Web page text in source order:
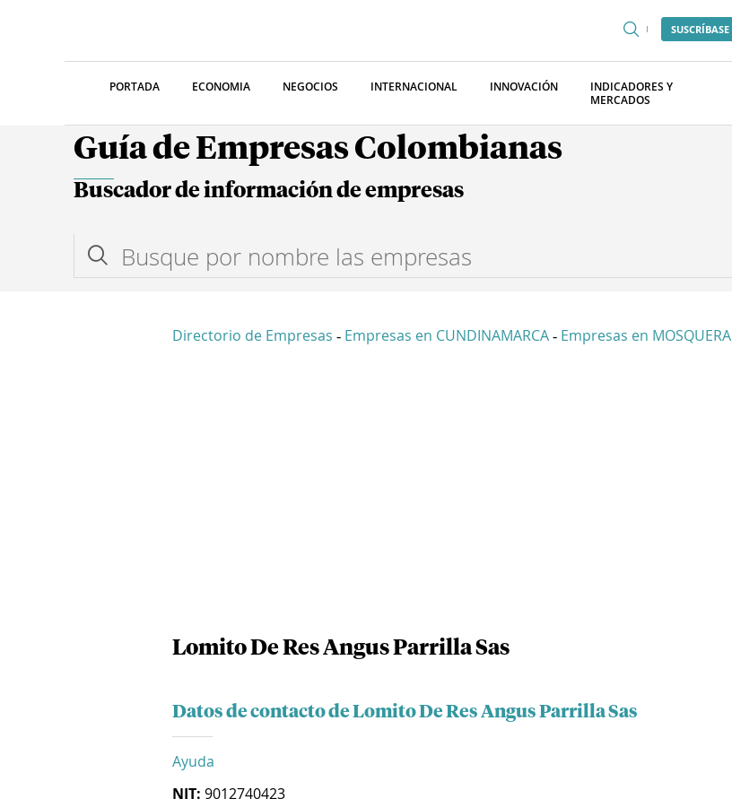
SUSCRÍBASE
PORTADA ECONOMIA NEGOCIOS INTERNACIONAL INNOVACIÓN
INDICADORES Y
MERCADOS
Guía de Empresas Colombianas
Buscador de información de empresas
Directorio de Empresas - Empresas en CUNDINAMARCA - Empresas en MOSQUERA
Lomito De Res Angus Parrilla Sas
Datos de contacto de Lomito De Res Angus Parrilla Sas
Ayuda
NIT: 9012740423